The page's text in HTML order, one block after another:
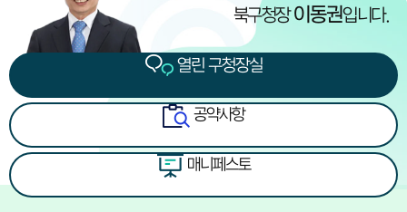
북구청장이동권입니다.
열린 구청장실
공약사항
매니페스토